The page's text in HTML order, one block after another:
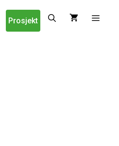
Prosjekt